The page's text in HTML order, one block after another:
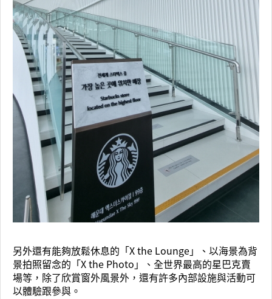
另外還有能夠放鬆休息的「X the Lounge」、以海景為背
景拍照留念的「X the Photo」、全世界最高的星巴克賣
場等，除了欣賞窗外風景外，還有許多內部設施與活動可
以體驗跟參與。